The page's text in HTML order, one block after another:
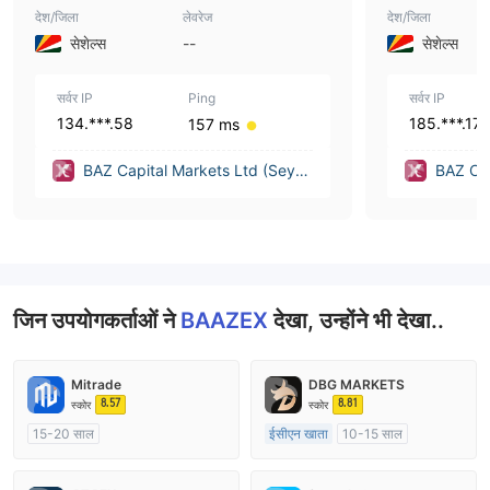
देश/जिला
सेशेल्स
लेवरेज
--
सर्वर IP
134.***.58
Ping
157 ms
BAZ Capital Markets Ltd (Seych
देश/जिला
सेशेल्स
सर्वर IP
185.***.178
BAZ
जिन उपयोगकर्ताओं नेBAAZEXदेखा, उन्होंने भी देखा..
Mitrade
स्कोर 8.57
15-20 साल
मार्केट मेकिंग (एमएम)
DBG MARKETS
स्कोर 8.81
ईसीएन खाता
10-15 साल
मार्केट मेकिंग (एमएम)